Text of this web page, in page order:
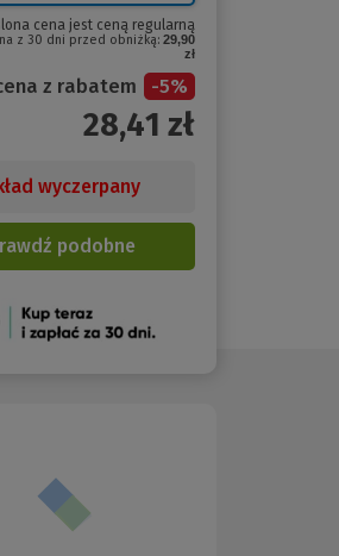
cena jest ceną regularną
z 30 dni przed obniżką: 29,90
zł
z rabatem -5%
28,41 zł
wyczerpany
podobne